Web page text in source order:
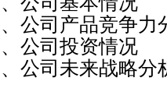
产品竞争力
投资情况
未来战略分